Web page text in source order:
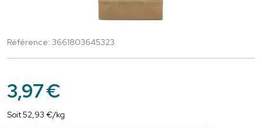
Référence: 3661803645323
3,97€
Soit52,93 €/kg